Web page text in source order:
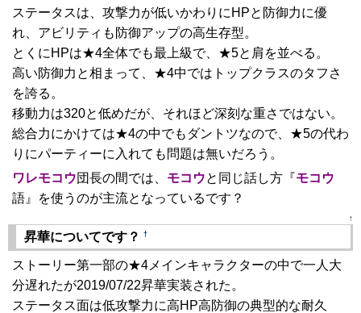
ステータスは、攻撃力が低いかわりにHPと防御力に優
れ、アビリティも防御アップの高生存型。
とくにHPは★4全体でも最上級で、★5と肩を並べる。
高い防御力と相まって、★4中ではトップクラスのタフさ
を誇る。
移動力は320と低めだが、それほど深刻な重さではない。
総合力にかけては★4の中でもダントツなので、★5の代わ
りにパーティーに入れても問題は無いだろう。
ワレモコウ団長の間では、 モコウと同じ話し方『モコウ
語』を使うのが主流となっているです？
↑
昇華についてです？ †
ストーリー第一部の★4メインキャラクターの中で一人大
分遅れたが2019/07/22昇華実装された。
ステータス面は低攻撃力に高HP高防御の典型的な耐久